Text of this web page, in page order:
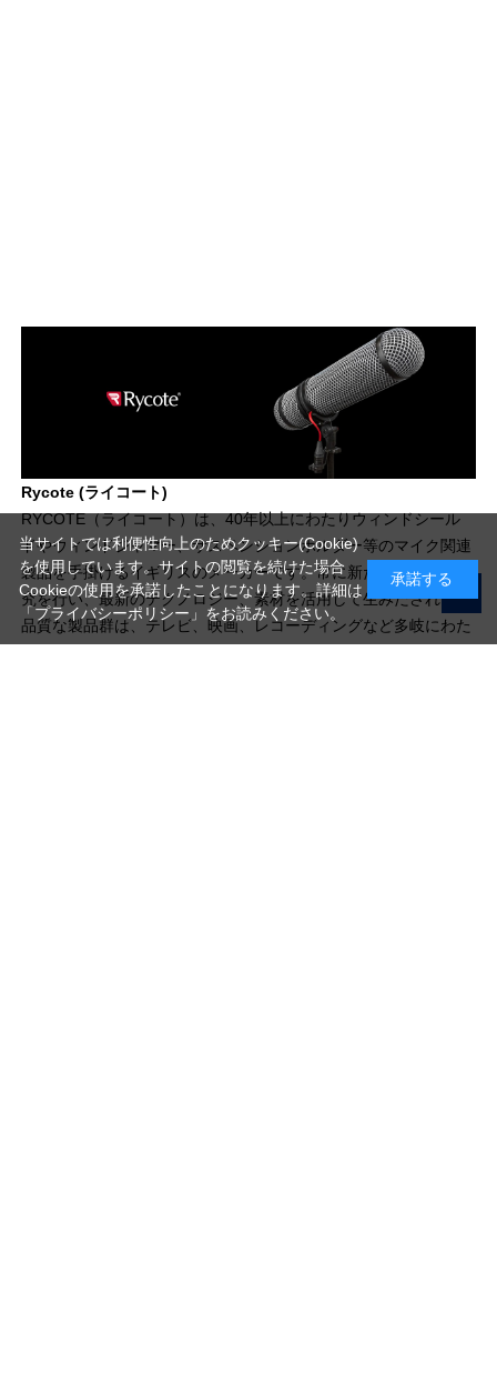
Rycote (ライコート)
RYCOTE（ライコート）は、40年以上にわたりウィンドシール
ドやウィンドジャマー、サスペンションホルダー等のマイク関連
製品を手掛けるイギリスのメーカーです。常に新たな製造法の研
究を行い、最新のテクノロジー、素材を活用して生みだされる高
品質な製品群は、テレビ、映画、レコーディングなど多岐にわた
当サイトでは利便性向上のためクッキー(Cookie)
を使用しています。サイトの閲覧を続けた場合
Cookieの使用を承諾したことになります。詳細は
「プライバシーポリシー」 をお読みください。
承諾する